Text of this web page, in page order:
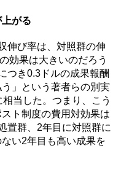
がる
伸び率は、対照群の伸
効果は大きいのだろう
つき0.3ドルの成果報酬
」という著者らの別実
当した。つまり、こう
ト制度の費用対効果は
置群、2年目に対照群に
い2年目も高い成果を